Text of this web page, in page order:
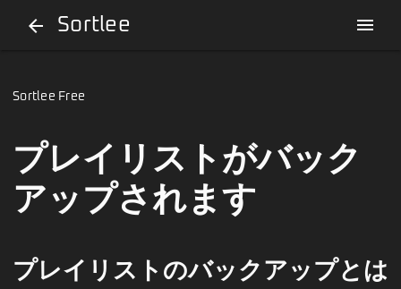
arrow_back Sortlee menu
Sortlee Free
プレイリストがバック
アップされます
プレイリストのバックアップとは